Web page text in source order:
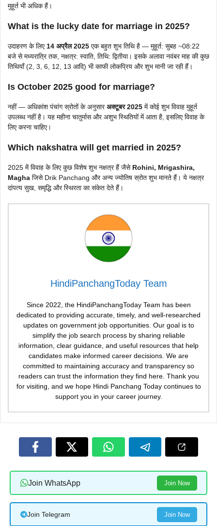
मुहूर्त भी अधिक हैं।
What is the lucky date for marriage in 2025?
उदाहरण के लिए 14 अप्रैल 2025 एक बहुत शुभ तिथि है — मुहूर्त: सुबह ~08:22
बजे से मध्यरात्रि तक, नक्षत्र: स्वाति, तिथि: द्वितीया। इसके अलावा नवंबर माह की कुछ
तिथियाँ (2, 3, 6, 12, 13 आदि) भी काफी लोकप्रिय और शुभ मानी जा रही हैं।
Is October 2025 good for marriage?
नहीं — अधिकांश पंचांग स्रोतों के अनुसारअक्टूबर 2025 में कोई शुभ विवाह मुहूर्त
उपलब्ध नहीं है। यह महीना चातुर्मास और अशुभ स्थितियों में आता है, इसलिए विवाह के
लिए करना चाहिए।
Which nakshatra will get married in 2025?
2025 में विवाह के लिए कुछ विशेष शुभ नक्षत्र हैं जैसे Rohini, Mrigashira,
Magha जिसे Drik Panchang और अन्य ज्योतिष स्रोत शुभ मानते हैं। ये नक्षत्र
दांपत्य सुख, समृद्धि और स्थिरता का संकेत देते हैं।
HindiPanchangToday Team
Since 2022, the HindiPanchangToday Team has been
dedicated to providing accurate, timely, and well-researched
updates on government job opportunities. Our goal is to
simplify the job search process by sharing reliable
information, clear guidance, and useful resources that help
candidates make informed career decisions. We are
committed to maintaining accuracy and transparency so
readers can trust the information they find here. Thank you
for visiting, and we hope Hindi Panchang Today continues to
support you in your career journey.
Join WhatsApp Join Now
Join Telegram Join Now